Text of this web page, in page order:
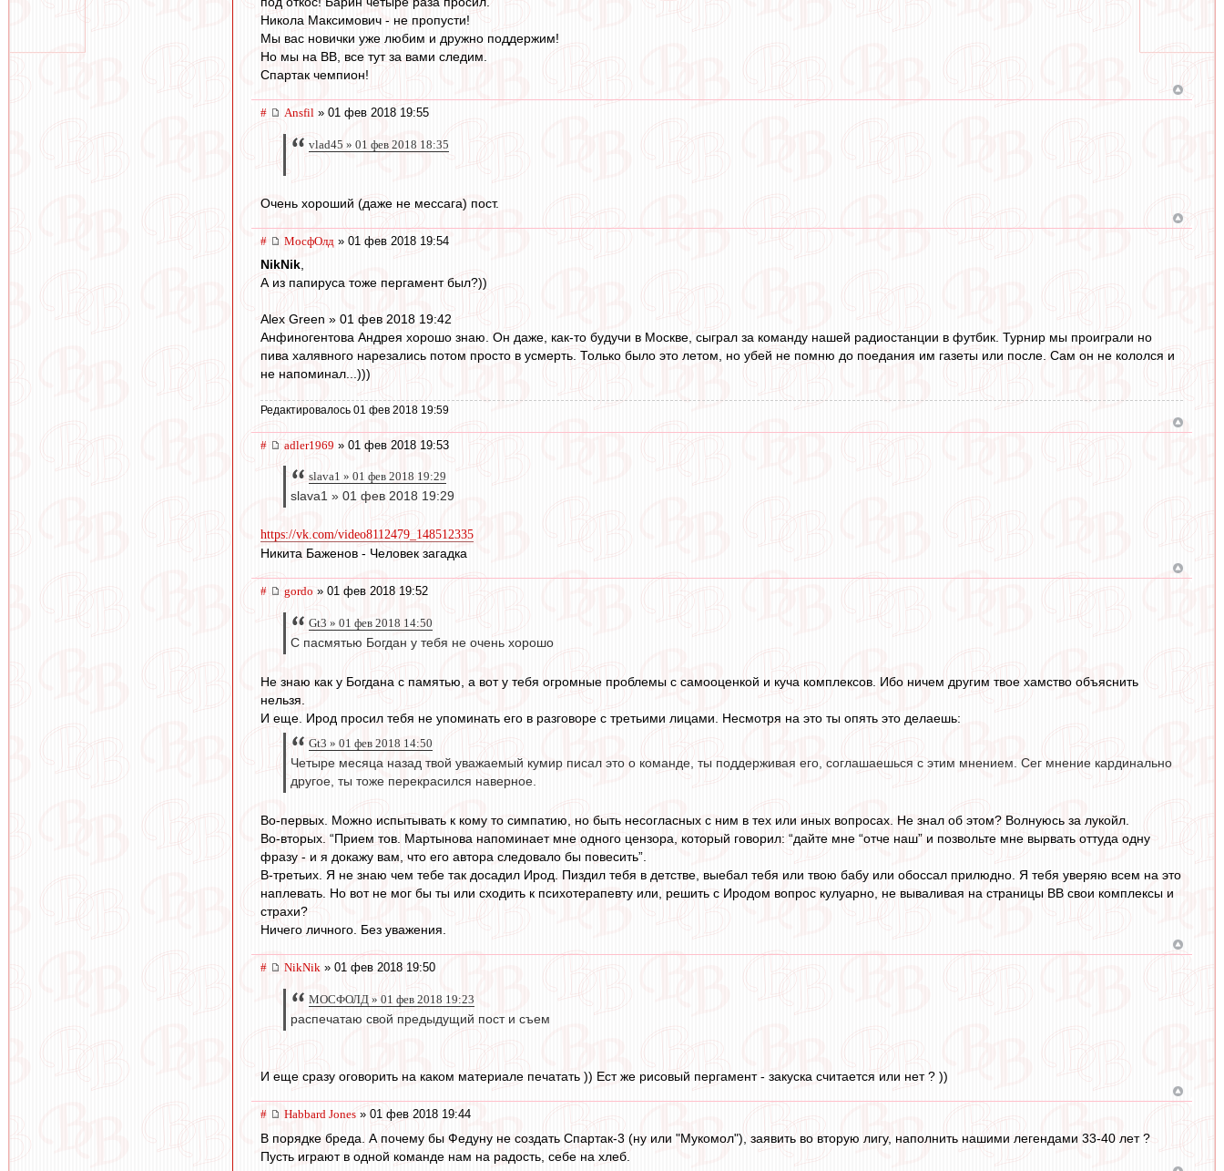
Никола Максимович - не пропусти!
Мы вас новички уже любим и дружно поддержим!
Но мы на ВВ, все тут за вами следим.
Спартак чемпион!
# Ansfil » 01 фев 2018 19:55
vlad45 » 01 фев 2018 18:35
Очень хороший (даже не мессага) пост.
# МосфОлд » 01 фев 2018 19:54
NikNik,
А из папируса тоже пергамент был?))
Alex Green » 01 фев 2018 19:42
Анфиногентова Андрея хорошо знаю. Он даже, как-то будучи в Москве, сыграл за команду нашей радиостанции в футбик. Турнир мы проиграли но
пива халявного нарезались потом просто в усмерть. Только было это летом, но убей не помню до поедания им газеты или после. Сам он не кололся и
не напоминал...)))
Редактировалось 01 фев 2018 19:59
# adler1969 » 01 фев 2018 19:53
slava1 » 01 фев 2018 19:29
slava1 » 01 фев 2018 19:29
https://vk.com/video8112479_148512335
Никита Баженов - Человек загадка
# gordo » 01 фев 2018 19:52
Gt3 » 01 фев 2018 14:50
С пасмятью Богдан у тебя не очень хорошо
Не знаю как у Богдана с памятью, а вот у тебя огромные проблемы с самооценкой и куча комплексов. Ибо ничем другим твое хамство объяснить
нельзя.
И еще. Ирод просил тебя не упоминать его в разговоре с третьими лицами. Несмотря на это ты опять это делаешь:
Gt3 » 01 фев 2018 14:50
Четыре месяца назад твой уважаемый кумир писал это о команде, ты поддерживая его, соглашаешься с этим мнением. Сег мнение кардинально
другое, ты тоже перекрасился наверное.
Во-первых. Можно испытывать к кому то симпатию, но быть несогласных с ним в тех или иных вопросах. Не знал об этом? Волнуюсь за лукойл.
Во-вторых. “Прием тов. Мартынова напоминает мне одного цензора, который говорил: “дайте мне “отче наш” и позвольте мне вырвать оттуда одну
фразу - и я докажу вам, что его автора следовало бы повесить”.
В-третьих. Я не знаю чем тебе так досадил Ирод. Пиздил тебя в детстве, выебал тебя или твою бабу или обоссал прилюдно. Я тебя уверяю всем на это
наплевать. Но вот не мог бы ты или сходить к психотерапевту или, решить с Иродом вопрос кулуарно, не вываливая на страницы ВВ свои комплексы и
страхи?
Ничего личного. Без уважения.
# NikNik » 01 фев 2018 19:50
МОСФОЛД » 01 фев 2018 19:23
распечатаю свой предыдущий пост и съем
И еще сразу оговорить на каком материале печатать )) Ест же рисовый пергамент - закуска считается или нет ? ))
# Habbard Jones » 01 фев 2018 19:44
В порядке бреда. А почему бы Федуну не создать Спартак-3 (ну или "Мукомол"), заявить во вторую лигу, наполнить нашими легендами 33-40 лет ?
Пусть играют в одной команде нам на радость, себе на хлеб.